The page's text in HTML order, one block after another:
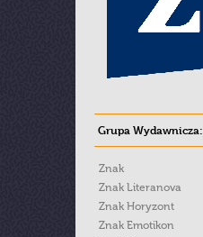
Grupa Wydawnicza:
Znak
Znak Literanova
Znak Horyzont
Znak Emotikon